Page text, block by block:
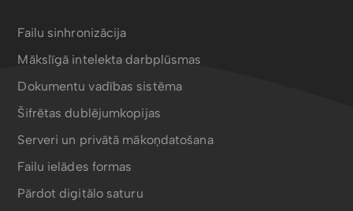
Failu sinhronizācija
Mākslīgā intelekta darbplūsmas
Dokumentu vadības sistēma
Šifrētas dublējumkopijas
Serveri un privātā mākoņdatošana
Failu ielādes formas
Pārdot digitālo saturu